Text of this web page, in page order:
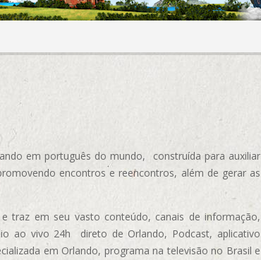
em português do mundo, construída para auxiliar
encontros e reencontros, além de gerar as
traz em seu vasto conteúdo, canais de informação,
ao vivo 24h direto de Orlando, Podcast, aplicativo
em Orlando, programa na televisão no Brasil e